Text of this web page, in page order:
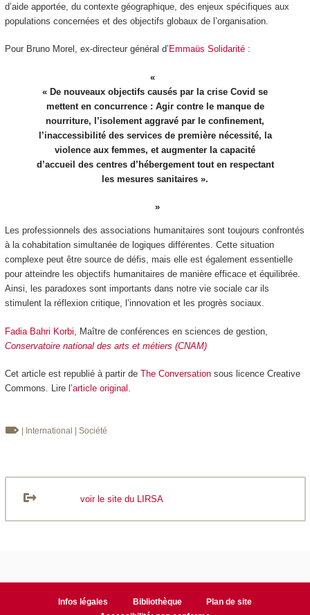
d’aide apportée, du contexte géographique, des enjeux spécifiques aux
populations concernées et des objectifs globaux de l’organisation.
Pour Bruno Morel, ex-directeur général d’ Emmaüs Solidarité:
« De nouveaux objectifs causés par la crise Covid se
mettent en concurrence : Agir contre le manque de
nourriture, l’isolement aggravé par le confinement,
l’inaccessibilité des services de première nécessité, la
violence aux femmes, et augmenter la capacité
d’accueil des centres d’hébergement tout en respectant
les mesures sanitaires ».
Les professionnels des associations humanitaires sont toujours confrontés
à la cohabitation simultanée de logiques différentes. Cette situation
complexe peut être source de défis, mais elle est également essentielle
pour atteindre les objectifs humanitaires de manière efficace et équilibrée.
Ainsi, les paradoxes sont importants dans notre vie sociale car ils
stimulent la réflexion critique, l’innovation et les progrès sociaux.
Fadia Bahri Korbi , Maître de conférences en sciences de gestion,
Conservatoire national des arts et métiers (CNAM)
Cet article est republié à partir de The Conversationsous licence Creative
Commons. Lire l’article original .
| International | Société
voir le site du LIRSA
Infos légales Bibliothèque
Plan de site